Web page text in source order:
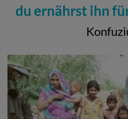
du ernährst ihn